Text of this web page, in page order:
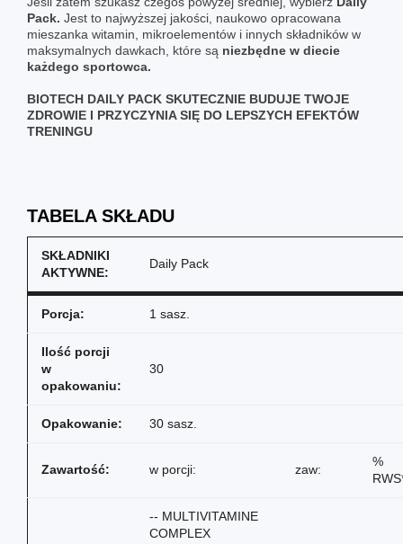
Pack. Jest to najwyższej jakości, naukowo opracowana
mieszanka witamin, mikroelementów i innych składników w
maksymalnych dawkach, które są niezbędne w diecie
każdego sportowca.
BIOTECH DAILY PACK SKUTECZNIE BUDUJE TWOJE
ZDROWIE I PRZYCZYNIA SIĘ DO LEPSZYCH EFEKTÓW
TRENINGU
TABELA SKŁADU
SKŁADNIKI
AKTYWNE:
Daily Pack
Porcja: 1 sasz.
Ilość porcji
w
opakowaniu:
30
Opakowanie: 30 sasz.
Zawartość: w porcji: zaw:
%
-- MULTIVITAMINE
COMPLEX